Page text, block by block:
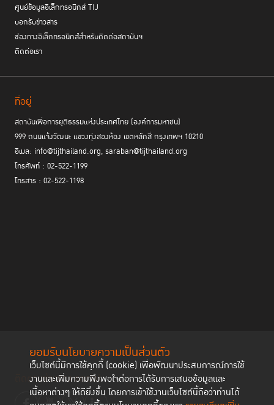
ยอมรับนโยบายความเป็นส่วนตัว
เว็บไซต์นี้มีการใช้คุกกี้ (cookie) เพื่อพัฒนาประสบการณ์การใช้
งานและเพิ่มความพึงพอใจต่อการได้รับการเสนอข้อมูลและ
เนื้อหาต่างๆ ให้ดียิ่งขึ้น โดยการเข้าใช้งานเว็บไซต์นี้ถือว่าท่านได้
BY DESIGN และผู้สนับสนุนและสังเกตการณ์ ผู้แทนมูลนิธิฟรีดริช เนามัน
เพื่อเสรีภาพ (FNF)
โดยมีครูแกนนำผู้แทนโรงเรียนจาก 6 โรงเรียน รวม 30 คน เข้าร่วม ได้แก่
โรงเรียนการเคหะท่าทราย โรงเรียนเคหะทุ่งสองห้องวิทยา 1 โรงเรียนเคหะ
ศูนย์ข้อมูลอิเล็กทรอนิกส์ TIJ
บอกรับข่าวสาร
ช่องทางอิเล็กทรอนิกส์สำหรับติดต่อสถาบันฯ
ติดต่อเรา
ที่อยู่
สถาบันเพื่อการยุติธรรมแห่งประเทศไทย (องค์การมหาชน)
999 ถนนแจ้งวัฒนะ แขวงทุ่งสองห้อง เขตหลักสี่ กรุงเทพฯ 10210
อีเมล: info@tijthailand.org, saraban@tijthailand.org
โทรศัพท์ : 02-522-1199
โทรสาร : 02-522-1198
ติดตามช่องทาง social